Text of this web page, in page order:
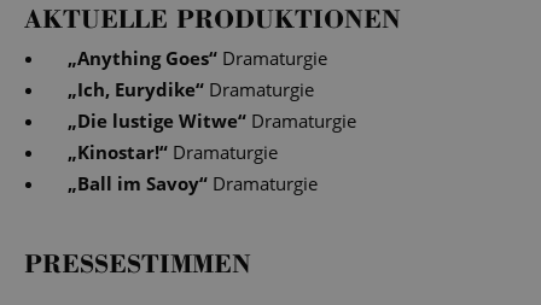
AKTUELLE PRODUKTIONEN
„Anything Goes“ Dramaturgie
„Ich, Eurydike“ Dramaturgie
„Die lustige Witwe“ Dramaturgie
„Kinostar!“ Dramaturgie
„Ball im Savoy“ Dramaturgie
PRESSESTIMMEN